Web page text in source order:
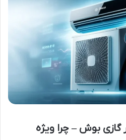
گازی بوش – چرا ویژه